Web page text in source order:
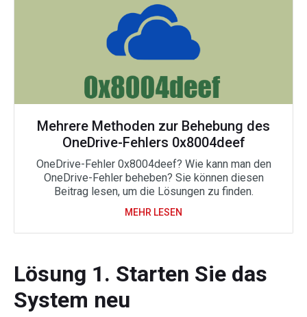
Mehrere Methoden zur Behebung des
OneDrive-Fehlers 0x8004deef
OneDrive-Fehler 0x8004deef? Wie kann man den
OneDrive-Fehler beheben? Sie können diesen
Beitrag lesen, um die Lösungen zu finden.
MEHR LESEN
Lösung 1. Starten Sie das
System neu